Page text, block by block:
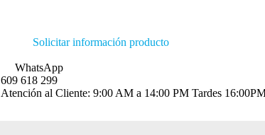
Solicitar información producto
WhatsApp
609 618 299
Atención al Cliente: 9:00 AM a 14:00 PM Tardes